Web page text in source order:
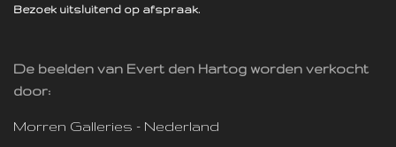
Bezoek uitsluitend op afspraak.
De beelden van Evert den Hartog worden verkocht
door:
Morren Galleries - Nederland